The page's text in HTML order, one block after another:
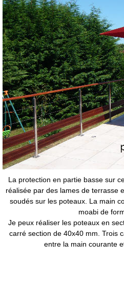
La protection en partie basse sur
réalisée par des lames de terrasse
soudés sur les poteaux. La main
moabi de
Je peux réaliser les poteaux en
carré section de 40x40 mm. Trois
entre la main courante